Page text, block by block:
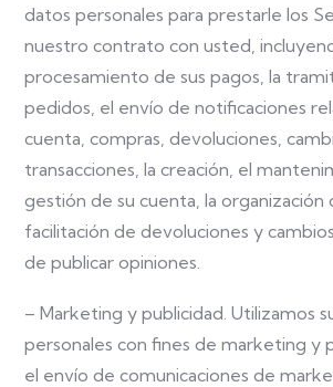
datos personales para prestarle los
nuestro contrato con usted,
procesamiento de sus pagos, la
pedidos, el envío de notificaciones
cuenta, compras, devoluciones,
transacciones, la creación, el
gestión de su cuenta, la organización
facilitación de devoluciones y
de publicar opiniones.
– Marketing y publicidad. Utilizamos
personales con fines de marketing y
el envío de comunicaciones de